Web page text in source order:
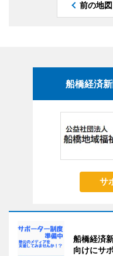
前の地図
船橋経済
サ
船橋経済
向けにサ